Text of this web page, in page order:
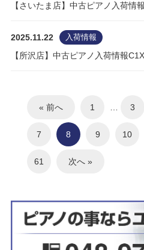
【さいたま店】中古ピアノ入荷情
2025.11.22 入荷情報
【所沢店】中古ピアノ入荷情報
« 前へ 1 … 3
7 8 9 10
61 次へ »